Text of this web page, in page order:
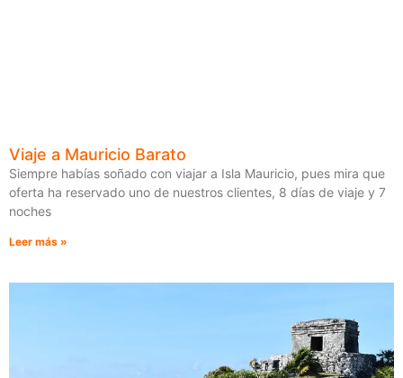
Viaje a Mauricio Barato
Siempre habías soñado con viajar a Isla Mauricio, pues mira que
oferta ha reservado uno de nuestros clientes, 8 días de viaje y 7
noches
Leer más »